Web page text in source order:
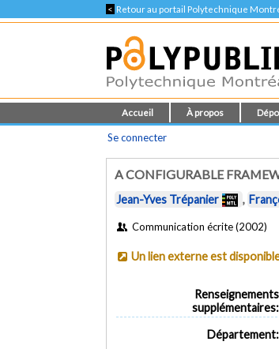
< Retour au portail Polytechnique
Accueil À propos
Se connecter
A CONFIGURABLE
Jean-Yves Trépanier ,
Communication écrite (2002)
Un lien externe est
Renseignements
supplémentaires:
Département: